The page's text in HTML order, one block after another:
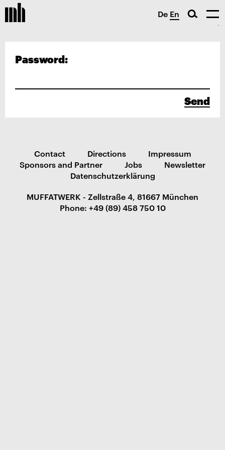
De En
Password:
Send
Contact Directions
Impressum
Sponsors and Partner
Jobs
Newsletter
Datenschutzerklärung
MUFFATWERK - Zellstraße 4, 81667 München
Phone: +49 (89) 458 750 10